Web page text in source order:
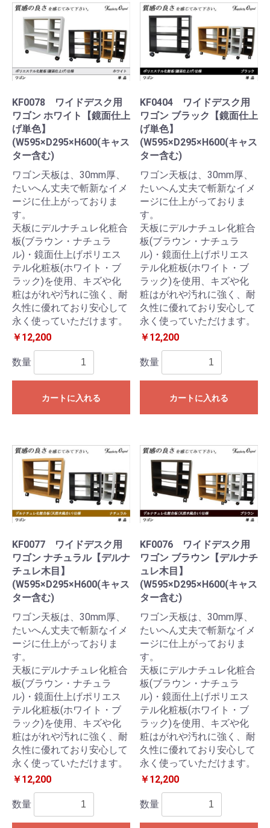
KF0078 ワイドデスク用
ワゴン ホワイト【鏡面仕上
げ単色】
(W595×D295×H600(キャス
ター含む)
ワゴン天板は、30mm厚、
たいへん丈夫で斬新なイメ
ージに仕上がっておりま
す。
天板にデルナチュレ化粧合
板(ブラウン・ナチュラ
ル)・鏡面仕上げポリエス
テル化粧板(ホワイト・ブ
ラック)を使用、キズや化
粧はがれや汚れに強く、耐
久性に優れており安心して
永く使っていただけます。
￥12,200
数量
カートに入れる
KF0404 ワイドデスク用
ワゴン ブラック【鏡面仕上
げ単色】
(W595×D295×H600(キャス
ター含む)
ワゴン天板は、30mm厚、
たいへん丈夫で斬新なイメ
ージに仕上がっておりま
す。
天板にデルナチュレ化粧合
板(ブラウン・ナチュラ
ル)・鏡面仕上げポリエス
テル化粧板(ホワイト・ブ
ラック)を使用、キズや化
粧はがれや汚れに強く、耐
久性に優れており安心して
永く使っていただけます。
￥12,200
数量
カートに入れる
KF0077 ワイドデスク用
ワゴン ナチュラル【デルナ
チュレ木目】
(W595×D295×H600(キャス
ター含む)
ワゴン天板は、30mm厚、
たいへん丈夫で斬新なイメ
ージに仕上がっておりま
す。
天板にデルナチュレ化粧合
板(ブラウン・ナチュラ
ル)・鏡面仕上げポリエス
テル化粧板(ホワイト・ブ
ラック)を使用、キズや化
粧はがれや汚れに強く、耐
久性に優れており安心して
永く使っていただけます。
￥12,200
数量
KF0076 ワイドデスク用
ワゴン ブラウン【デルナチ
ュレ木目】
(W595×D295×H600(キャス
ター含む)
ワゴン天板は、30mm厚、
たいへん丈夫で斬新なイメ
ージに仕上がっておりま
す。
天板にデルナチュレ化粧合
板(ブラウン・ナチュラ
ル)・鏡面仕上げポリエス
テル化粧板(ホワイト・ブ
ラック)を使用、キズや化
粧はがれや汚れに強く、耐
久性に優れており安心して
永く使っていただけます。
￥12,200
数量